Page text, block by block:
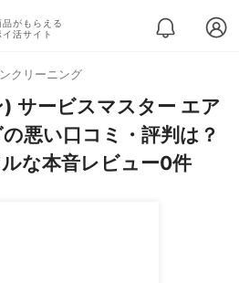
品がもらえる
活サイト
クリーニング
サービスマスター エア
悪い口コミ・評判は？
な本音レビュー0件